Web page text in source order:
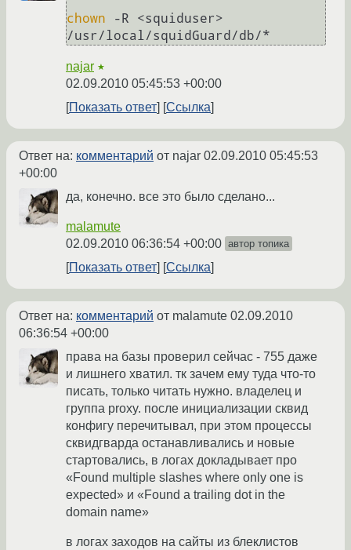
chown -R <squiduser>
najar ★
02.09.2010 05:45:53 +00:00
Показать ответ
Ссылка
Ответ на: комментарий от najar 02.09.2010 05:45:53
+00:00
да, конечно. все это было сделано...
malamute
02.09.2010 06:36:54 +00:00 автор топика
Показать ответ Ссылка
Ответ на: комментарий от malamute 02.09.2010
06:36:54 +00:00
права на базы проверил сейчас - 755 даже
и лишнего хватил. тк зачем ему туда что-то
писать, только читать нужно. владелец и
группа proxy. после инициализации сквид
конфигу перечитывал, при этом процессы
сквидгварда останавливались и новые
стартовались, в логах докладывает про
«Found multiple slashes where only one is
expected» и «Found a trailing dot in the
domain name»
в логах заходов на сайты из блеклистов